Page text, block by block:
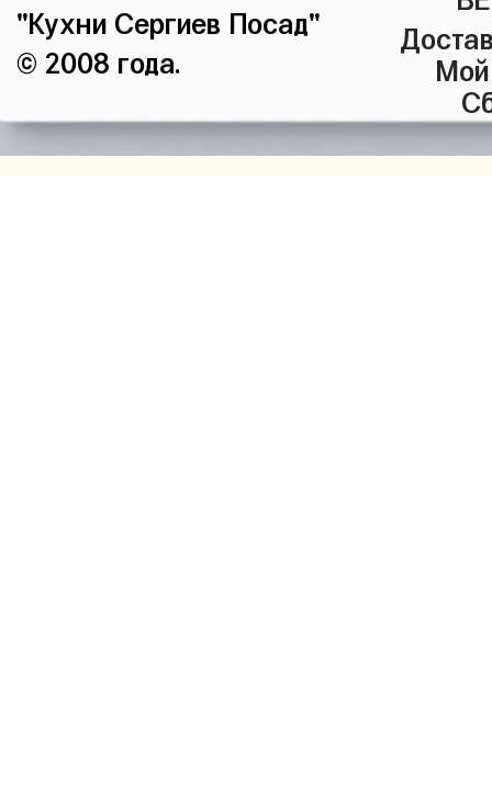
"Кухни Сергиев Посад"
© 2008 года.